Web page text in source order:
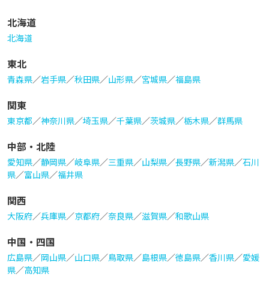
北海道
北海道
東北
青森県／岩手県／秋田県／山形県／宮城県／福島県
関東
東京都／神奈川県／埼玉県／千葉県／茨城県／栃木県／群馬県
中部・北陸
愛知県／静岡県／岐阜県／三重県／山梨県／長野県／新潟県／石川
県／富山県／福井県
関西
大阪府／兵庫県／京都府／奈良県／滋賀県／和歌山県
中国・四国
広島県／岡山県／山口県／鳥取県／島根県／徳島県／香川県／愛媛
県／高知県